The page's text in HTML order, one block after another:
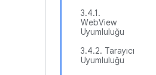
3.4.1.
WebView
Uyumluluğu
3.4.2. Tarayıcı
Uyumluluğu